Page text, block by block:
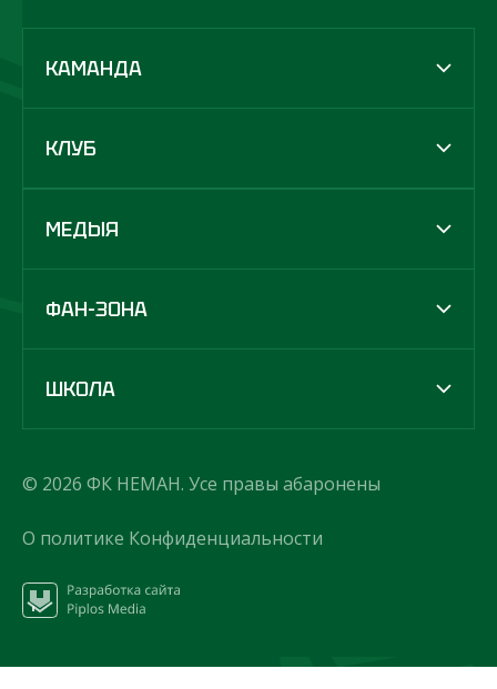
КАМАНДА
КЛУБ
МЕДЫЯ
ФАН-ЗОНА
ШКОЛА
© 2026 ФК НЕМАН. Усе правы абаронены
О политике Конфиденциальности